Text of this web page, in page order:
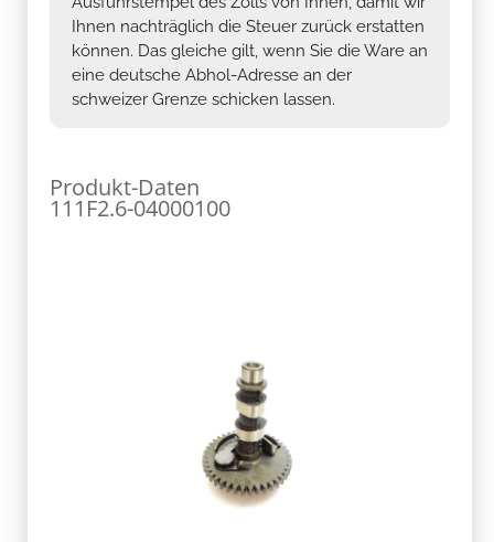
Ihnen nachträglich die Steuer zurück erstatten
können. Das gleiche gilt, wenn Sie die Ware an
eine deutsche Abhol-Adresse an der
schweizer Grenze schicken lassen.
Produkt-Daten
111F2.6-04000100